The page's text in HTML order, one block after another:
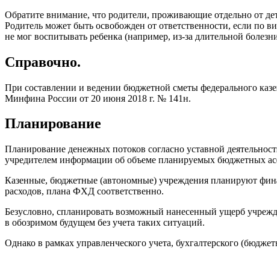
Обратите внимание, что родители, проживающие отдельно от
Родитель может быть освобожден от ответственности, если по
не мог воспитывать ребенка (например, из-за длительной
Справочно.
При составлении и ведении бюджетной сметы федерального
Минфина России от 20 июня 2018 г. № 141н.
Планирование
Планирование денежных потоков согласно уставной
учредителем информации об объеме планируемых бюджетных
Казенные, бюджетные (автономные) учреждения планируют
расходов, плана ФХД соответственно.
Безусловно, спланировать возможный нанесенный ущерб
в обозримом будущем без учета таких ситуаций.
Однако в рамках управленческого учета, бухгалтерского